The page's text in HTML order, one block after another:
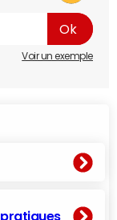
Voir un exemple
pratiques